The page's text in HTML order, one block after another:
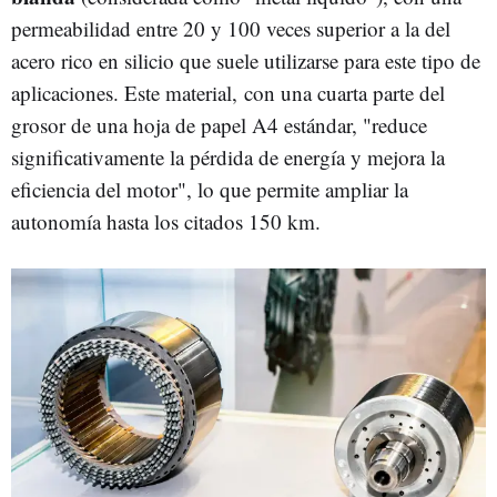
permeabilidad entre 20 y 100 veces superior a la del
acero rico en silicio que suele utilizarse para este tipo de
aplicaciones. Este material, con una cuarta parte del
grosor de una hoja de papel A4 estándar, "reduce
significativamente la pérdida de energía y mejora la
eficiencia del motor", lo que permite ampliar la
autonomía hasta los citados 150 km.